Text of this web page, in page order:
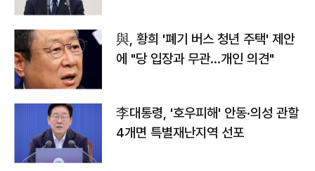
與, 황희 '폐기 버스 청년 주택' 제안
에 "당 입장과 무관…개인 의견"
李대통령, '호우피해' 안동·의성 관할
4개면 특별재난지역 선포